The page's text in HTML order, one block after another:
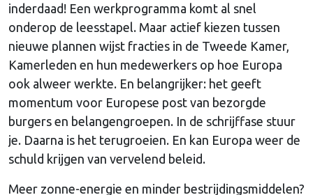
inderdaad! Een werkprogramma komt al snel
onderop de leesstapel. Maar actief kiezen tussen
nieuwe plannen wijst fracties in de Tweede Kamer,
Kamerleden en hun medewerkers op hoe Europa
ook alweer werkte. En belangrijker: het geeft
momentum voor Europese post van bezorgde
burgers en belangengroepen. In de schrijffase stuur
je. Daarna is het terugroeien. En kan Europa weer de
schuld krijgen van vervelend beleid.
Meer zonne-energie en minder bestrijdingsmiddelen?